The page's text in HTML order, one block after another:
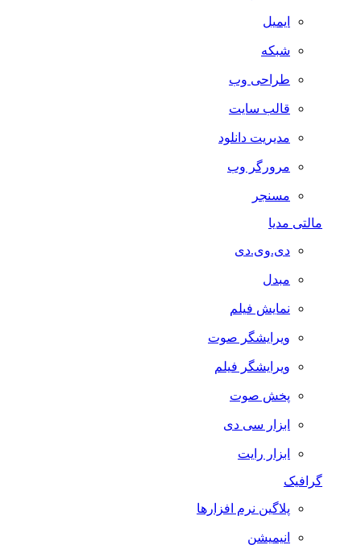
ایمیل
شبکه
طراحی وب
قالب سایت
مدیریت دانلود
مرورگر وب
مسنجر
مالتی مدیا
دی.وی.دی
مبدل
نمایش فیلم
ویرایشگر صوت
ویرایشگر فیلم
پخش صوت
ابزار سی دی
ابزار رایت
گرافیک
پلاگین نرم افزارها
انیمیشن